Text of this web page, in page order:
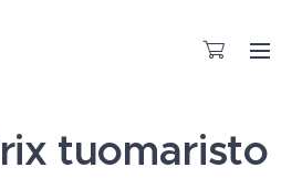
tuomaristo